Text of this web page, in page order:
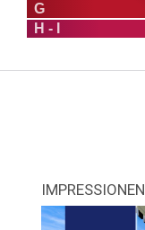
G
H - I
IMPRESSIONEN